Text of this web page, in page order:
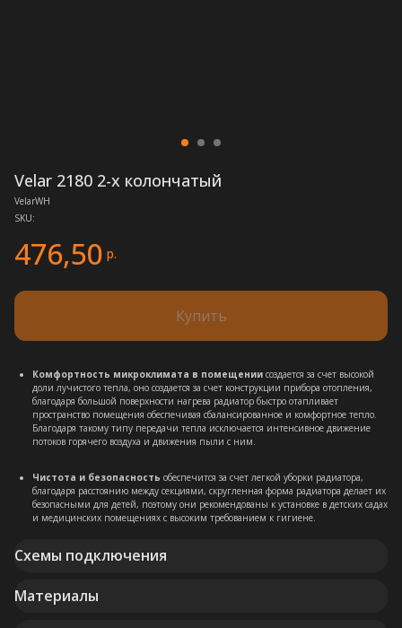
Velar 2180 2-x колончатый
VelarWH
SKU:
476,50 р.
Купить
Комфортность микроклимата в помещении создается за счет высокой
доли лучистого тепла, оно создается за счет конструкции прибора отопления,
благодаря большой поверхности нагрева радиатор быстро отапливает
пространство помещения обеспечивая сбалансированное и комфортное тепло.
Благодаря такому типу передачи тепла исключается интенсивное движение
потоков горячего воздуха и движения пыли с ним.
Чистота и безопасность обеспечится за счет легкой уборки радиатора,
благодаря расстоянию между секциями, скругленная форма радиатора делает их
безопасными для детей, поэтому они рекомендованы к установке в детских садах
и медицинских помещениях с высоким требованием к гигиене.
Схемы подключения
Материалы